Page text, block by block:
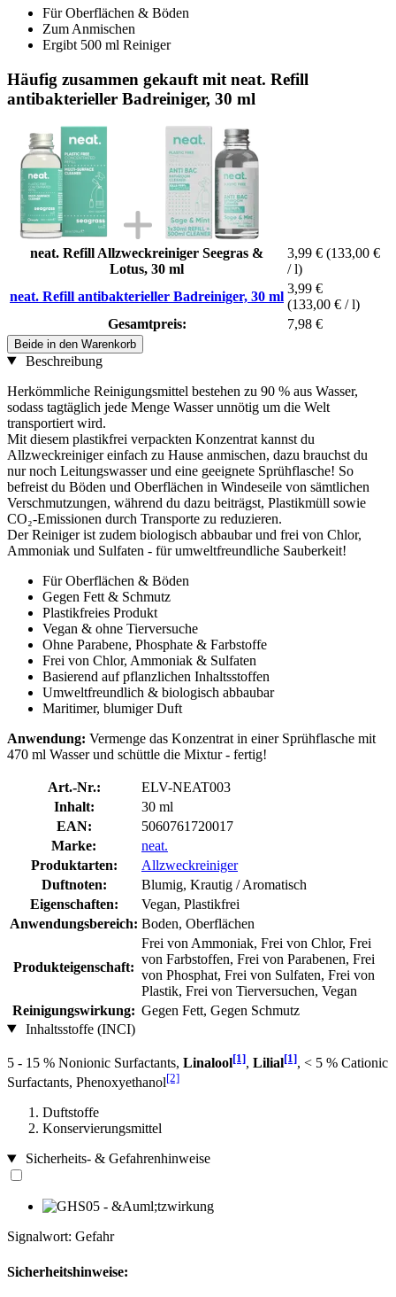
Für Oberflächen & Böden
Zum Anmischen
Ergibt 500 ml Reiniger
Häufig zusammen gekauft mit neat. Refill
antibakterieller Badreiniger, 30 ml
neat. Refill Allzweckreiniger Seegras &
Lotus, 30 ml
3,99 € (133,00 €
/ l)
neat. Refill antibakterieller Badreiniger, 30 ml
3,99 €
(133,00 € / l)
Gesamtpreis:
7,98 €
Beide in den Warenkorb
Beschreibung
Herkömmliche Reinigungsmittel bestehen zu 90 % aus Wasser,
sodass tagtäglich jede Menge Wasser unnötig um die Welt
transportiert wird.
Mit diesem plastikfrei verpackten Konzentrat kannst du
Allzweckreiniger einfach zu Hause anmischen, dazu brauchst du
nur noch Leitungswasser und eine geeignete Sprühflasche! So
befreist du Böden und Oberflächen in Windeseile von sämtlichen
Verschmutzungen, während du dazu beiträgst, Plastikmüll sowie
CO₂-Emissionen durch Transporte zu reduzieren.
Der Reiniger ist zudem biologisch abbaubar und frei von Chlor,
Ammoniak und Sulfaten - für umweltfreundliche Sauberkeit!
Für Oberflächen & Böden
Gegen Fett & Schmutz
Plastikfreies Produkt
Vegan & ohne Tierversuche
Ohne Parabene, Phosphate & Farbstoffe
Frei von Chlor, Ammoniak & Sulfaten
Basierend auf pflanzlichen Inhaltsstoffen
Umweltfreundlich & biologisch abbaubar
Maritimer, blumiger Duft
Anwendung: Vermenge das Konzentrat in einer Sprühflasche mit
470 ml Wasser und schüttle die Mixtur - fertig!
Art.-Nr.:
ELV-NEAT003
Inhalt:
30 ml
EAN:
5060761720017
Marke:
neat.
Produktarten:
Allzweckreiniger
Duftnoten:
Blumig, Krautig / Aromatisch
Eigenschaften:
Vegan, Plastikfrei
Anwendungsbereich: Boden, Oberflächen
Produkteigenschaft:
Frei von Ammoniak, Frei von Chlor, Frei
von Farbstoffen, Frei von Parabenen, Frei
von Phosphat, Frei von Sulfaten, Frei von
Plastik, Frei von Tierversuchen, Vegan
Reinigungswirkung: Gegen Fett, Gegen Schmutz
Inhaltsstoffe (INCI)
5 - 15 % Nonionic Surfactants, Linalool[1], Lilial[1], < 5 % Cationic
Surfactants, Phenoxyethanol[2]
Duftstoffe
Konservierungsmittel
Sicherheits- & Gefahrenhinweise
Signalwort: Gefahr
Sicherheitshinweise: